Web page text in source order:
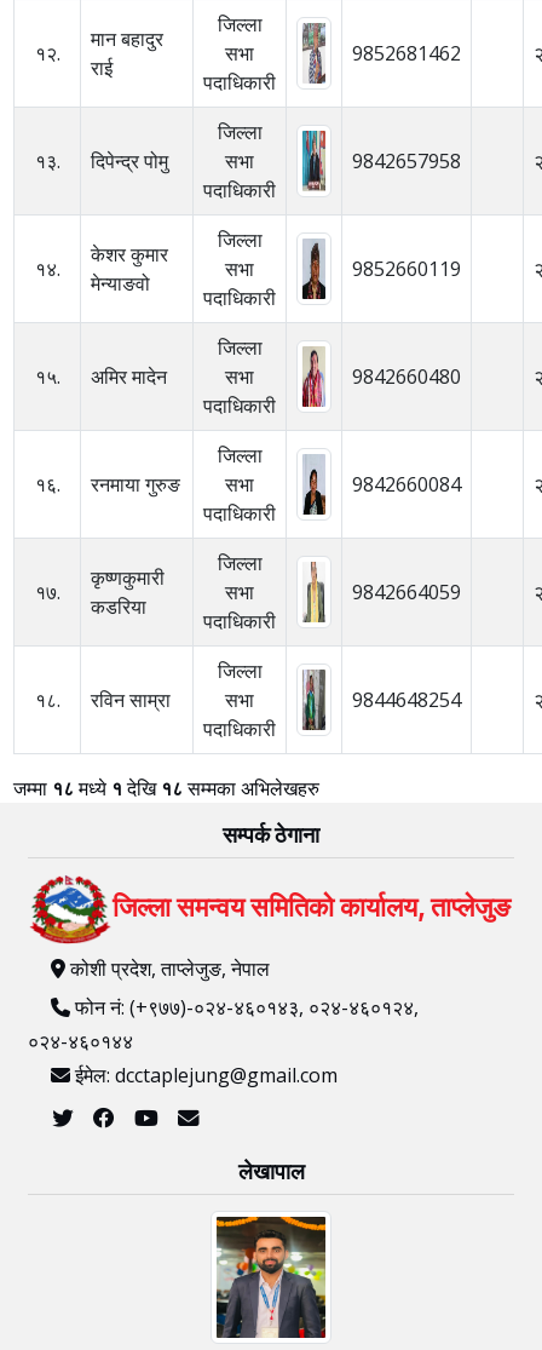
१२.
मान बहादुर
राई
जिल्ला
सभा
पदाधिकारी
9852681462
१३. दिपेन्द्र पोमु
जिल्ला
सभा
पदाधिकारी
9842657958
१४.
केशर कुमार
मेन्याङवो
जिल्ला
सभा
पदाधिकारी
9852660119
१५. अमिर मादेन
जिल्ला
सभा
पदाधिकारी
9842660480
१६. रनमाया गुरुङ
जिल्ला
सभा
पदाधिकारी
9842660084
१७.
कृष्णकुमारी
कडरिया
जिल्ला
सभा
पदाधिकारी
9842664059
१८. रविन साम्रा
जिल्ला
सभा
पदाधिकारी
9844648254
जम्मा १८मध्ये १देखि१८सम्मका अभिलेखहरु
सम्पर्क ठेगाना
जिल्ला समन्वय समितिको कार्यालय, ताप्लेजुङ
कोशी प्रदेश, ताप्लेजुङ, नेपाल
फोन नं: (+९७७)-०२४-४६०१४३, ०२४-४६०१२४,
०२४-४६०१४४
ईमेल: dcctaplejung@gmail.com
लेखापाल